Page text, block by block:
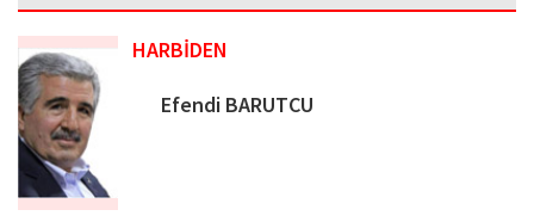
HARBİDEN
Efendi BARUTCU